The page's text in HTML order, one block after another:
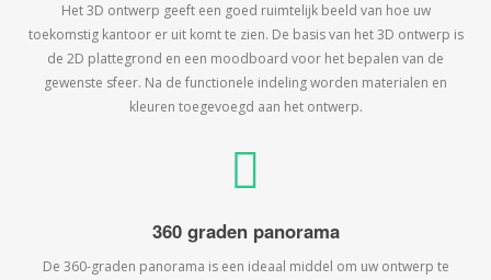
Het 3D ontwerp geeft een goed ruimtelijk beeld van hoe uw
toekomstig kantoor er uit komt te zien. De basis van het 3D ontwerp is
de 2D plattegrond en een moodboard voor het bepalen van de
gewenste sfeer. Na de functionele indeling worden materialen en
kleuren toegevoegd aan het ontwerp.
360 graden panorama
De 360-graden panorama is een ideaal middel om uw ontwerp te